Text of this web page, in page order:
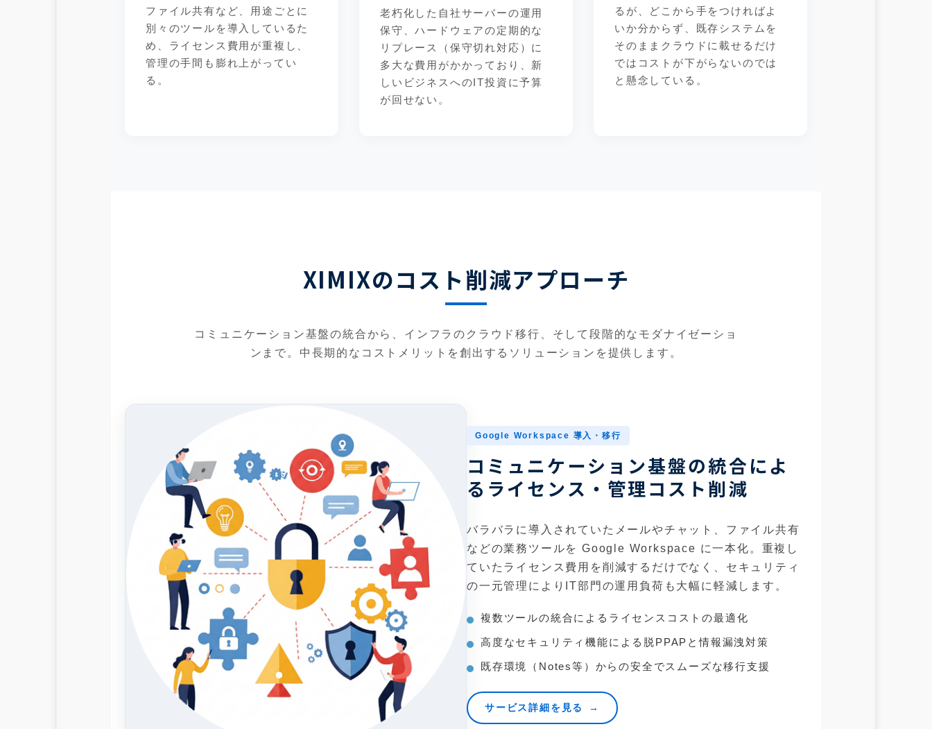
ファイル共有など、用途ごとに
別々のツールを導入しているた
め、ライセンス費用が重複し、
管理の手間も膨れ上がってい
る。
老朽化した自社サーバーの運用
保守、ハードウェアの定期的な
リプレース（保守切れ対応）に
多大な費用がかかっており、新
しいビジネスへのIT投資に予算
が回せない。
るが、どこから手をつければよ
いか分からず、既存システムを
そのままクラウドに載せるだけ
ではコストが下がらないのでは
と懸念している。
XIMIXのコスト削減アプローチ
コミュニケーション基盤の統合から、インフラのクラウド移行、そして段階的なモダナイゼーショ
ンまで。中長期的なコストメリットを創出するソリューションを提供します。
Google Workspace 導入・移行
コミュニケーション基盤の統合によ
るライセンス・管理コスト削減
バラバラに導入されていたメールやチャット、ファイル共有
などの業務ツールを Google Workspace に一本化。重複し
ていたライセンス費用を削減するだけでなく、セキュリティ
の一元管理によりIT部門の運用負荷も大幅に軽減します。
複数ツールの統合によるライセンスコストの最適化
高度なセキュリティ機能による脱PPAPと情報漏洩対策
既存環境（Notes等）からの安全でスムーズな移行支援
サービス詳細を見る